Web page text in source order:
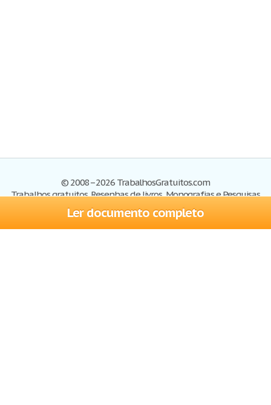
Ler documento completo
© 2008–2026 TrabalhosGratuitos.com
Trabalhos gratuitos, Resenhas de livros, Monografias e Pesquisas